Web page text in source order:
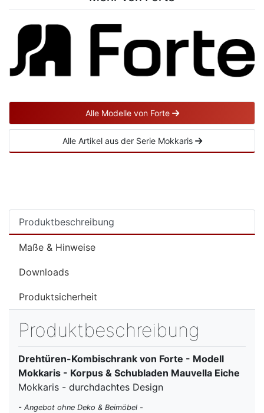
Alle Modelle von Forte
Alle Artikel aus der Serie Mokkaris
Produktbeschreibung
Maße & Hinweise
Downloads
Produktsicherheit
Produktbeschreibung
Drehtüren-Kombischrank von Forte - Modell
Mokkaris - Korpus & Schubladen Mauvella Eiche
Mokkaris - durchdachtes Design
- Angebot ohne Deko & Beimöbel -